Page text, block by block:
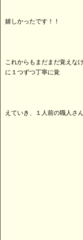
嬉しかったです！！
これからもまだまだ覚えな
に１つずつ丁寧に覚
えていき、１人前の職人さ